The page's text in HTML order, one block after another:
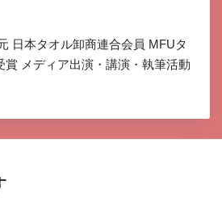
日本タオル卸商連合会員 MFUタ
賞 メディア出演・講演・執筆活動